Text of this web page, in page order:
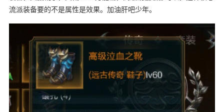
流派装备要的不是属性是效果。加油肝吧少年。